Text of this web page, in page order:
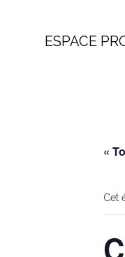
ESPACE
«
Cet